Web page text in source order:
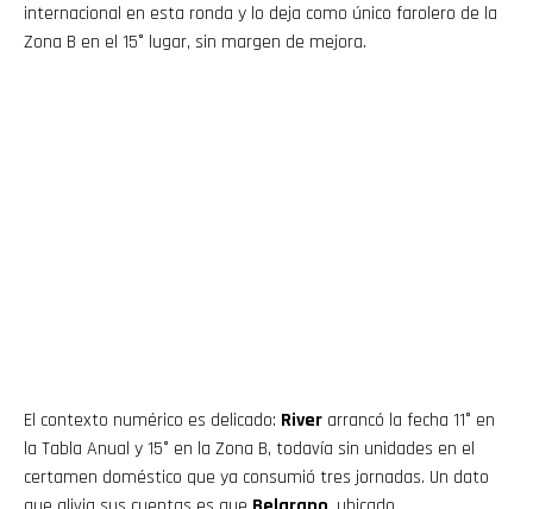
internacional en esta ronda y lo deja como único farolero de la
Zona B en el 15° lugar, sin margen de mejora.
El contexto numérico es delicado: River arrancó la fecha 11° en
la Tabla Anual y 15° en la Zona B, todavía sin unidades en el
certamen doméstico que ya consumió tres jornadas. Un dato